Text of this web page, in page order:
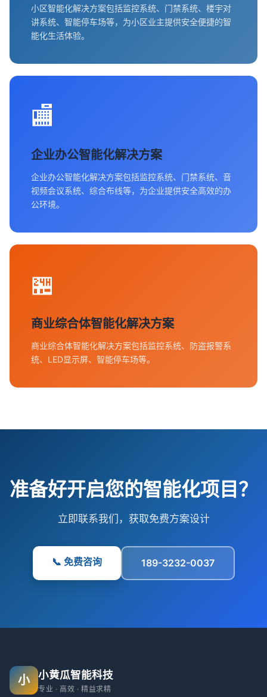
小区智能化解决方案包括监控系统、门禁系统、楼宇对
讲系统、智能停车场等，为小区业主提供安全便捷的智
能化生活体验。
🏬
企业办公智能化解决方案
企业办公智能化解决方案包括监控系统、门禁系统、音
视频会议系统、综合布线等，为企业提供安全高效的办
公环境。
🏪
商业综合体智能化解决方案
商业综合体智能化解决方案包括监控系统、防盗报警系
统、LED显示屏、智能停车场等。
准备好开启您的智能化项目？
立即联系我们，获取免费方案设计
📞 免费咨询 189-3232-0037
小 小黄瓜智能科技
专业 · 高效 · 精益求精